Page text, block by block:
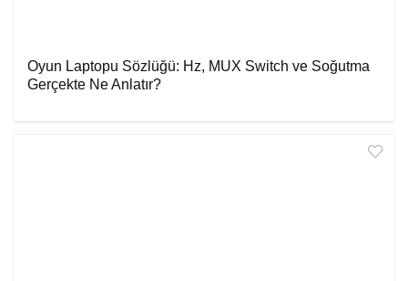
Oyun Laptopu Sözlüğü: Hz, MUX Switch ve Soğutma
Gerçekte Ne Anlatır?